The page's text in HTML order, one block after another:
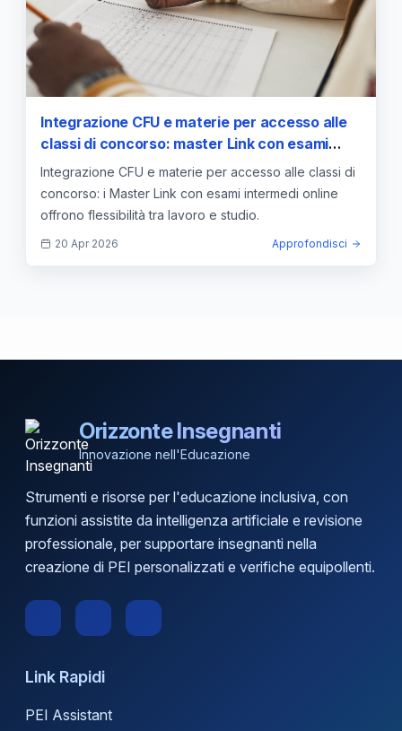
Integrazione CFU e materie per accesso alle
classi di concorso: master Link con esami
intermedi online nel 2025/2026
Integrazione CFU e materie per accesso alle classi di
concorso: i Master Link con esami intermedi online
offrono flessibilità tra lavoro e studio.
20 Apr 2026 Approfondisci
Orizzonte Insegnanti
Innovazione nell'Educazione
Strumenti e risorse per l'educazione inclusiva, con
funzioni assistite da intelligenza artificiale e revisione
professionale, per supportare insegnanti nella
creazione di PEI personalizzati e verifiche equipollenti.
Link Rapidi
PEI Assistant